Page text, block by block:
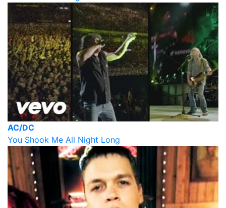
AC/DC
You Shook Me All Night Long